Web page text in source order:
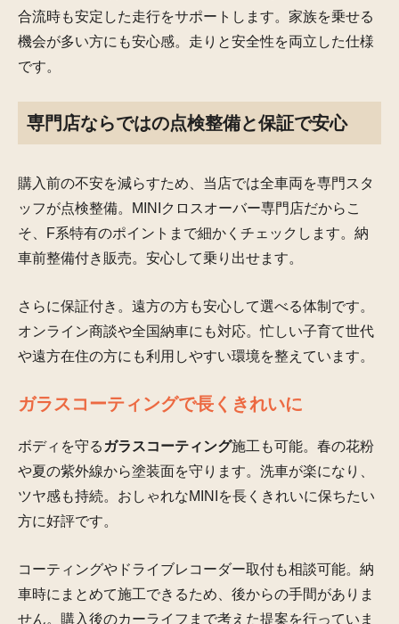
合流時も安定した走行をサポートします。家族を乗せる
機会が多い方にも安心感。走りと安全性を両立した仕様
です。
専門店ならではの点検整備と保証で安心
購入前の不安を減らすため、当店では全車両を専門スタ
ッフが点検整備。MINIクロスオーバー専門店だからこ
そ、F系特有のポイントまで細かくチェックします。納
車前整備付き販売。安心して乗り出せます。
さらに保証付き。遠方の方も安心して選べる体制です。
オンライン商談や全国納車にも対応。忙しい子育て世代
や遠方在住の方にも利用しやすい環境を整えています。
ガラスコーティングで長くきれいに
ボディを守る ガラスコーティング施工も可能。春の花粉
や夏の紫外線から塗装面を守ります。洗車が楽になり、
ツヤ感も持続。おしゃれなMINIを長くきれいに保ちたい
方に好評です。
コーティングやドライブレコーダー取付も相談可能。納
車時にまとめて施工できるため、後からの手間がありま
せん。購入後のカーライフまで考えた提案を行っていま